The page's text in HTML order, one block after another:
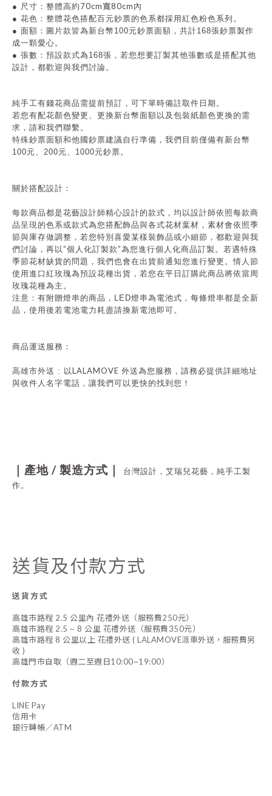
● 尺寸：整體高約 70cm寬80cm 內
● 花色：整體花色搭配百元鈔票的色系都採用紅色粉色系列。
● 面額 ：圖片款皆為新台幣100元鈔票面額，共計168張鈔票製作
成一顆愛心。
● 張數 ：預設款式為168張，若您想要訂製其他張數或是搭配其他
設計，都歡迎與我們討論。
純手工有錢花商品需提前預訂，可下單時備註取件日期。
若您有配花顏色變更、更換新台幣面額以及包裝紙顏色更換的需
求，請和我們聯繫。
特殊鈔票面額和他國鈔票建議自行準備，我們目前僅備有新台幣
100元、200元、1000元鈔票。
關於搭配設計：
每款商品都是花藝設計師精心設計的款式，均以設計師依照每款商
品呈現的色系或款式為您搭配飾品與各式花材葉材，素材會依照季
節與庫存做調整，若您特別喜愛某樣裝飾品或小細節，都歡迎與我
們討論，再以 “個人化訂製款”為您進行個人化商品訂製。若遇特殊
季節花材缺貨的問題，我們也會在出貨前通知您進行變更。情人節
使用進口紅玫瑰為預設花種出貨，若您在平日訂購此商品將依當周
玫瑰花種為主。
注意：有附贈燈串的商品， LED燈串為電池式，每條燈串都是全新
品，使用後若電池電力耗盡請換新電池即可。
商品運送服務：
高雄市外送 : 以 LALAMOVE 外送為您服務，請務必提供詳細地址
與收件人名字電話，讓我們可以更快的找到您！
｜產地 / 製造方式｜
台灣設計，艾瑞兒花藝，純手工製
作。
送貨及付款方式
送貨方式
高雄市路程 2.5 公里內 花禮外送（服務費250元）
高雄市路程 2.5 ~ 8 公里 花禮外送（服務費350元）
高雄市路程 8 公里以上 花禮外送 ( LALAMOVE派車外送，服務費另
收 )
高雄門市自取（週二至週日10:00~19:00）
付款方式
LINE Pay
信用卡
銀行轉帳／ATM